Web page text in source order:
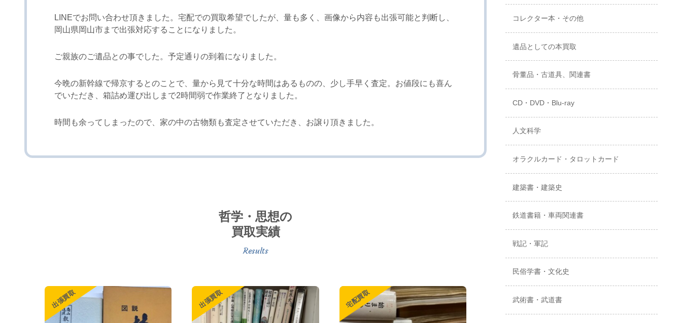
LINEでお問い合わせ頂きました。宅配での買取希望でしたが、量も多く、画像から内容も出張可能と判断し、
岡山県岡山市まで出張対応することになりました。
ご親族のご遺品との事でした。予定通りの到着になりました。
今晩の新幹線で帰京するとのことで、量から見て十分な時間はあるものの、少し手早く査定。お値段にも喜ん
でいただき、箱詰め運び出しまで2時間弱で作業終了となりました。
時間も余ってしまったので、家の中の古物類も査定させていただき、お譲り頂きました。
哲学・思想の
買取実績
出張買取 出張買取 宅配買取 出張買取
コレクター本・その他
遺品としての本買取
骨董品・古道具、関連書
CD・DVD・Blu-ray
人文科学
オラクルカード・タロットカード
建築書・建築史
鉄道書籍・車両関連書
戦記・軍記
民俗学書・文化史
武術書・武道書